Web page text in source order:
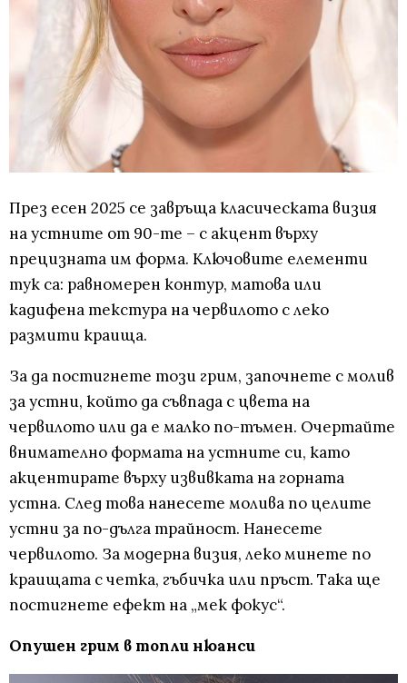
През есен 2025 се завръща класическата визия
на устните от 90-те – с акцент върху
прецизната им форма. Ключовите елементи
тук са: равномерен контур, матова или
кадифена текстура на червилото с леко
размити краища.
За да постигнете този грим, започнете с молив
за устни, който да съвпада с цвета на
червилото или да е малко по-тъмен. Очертайте
внимателно формата на устните си, като
акцентирате върху извивката на горната
устна. След това нанесете молива по целите
устни за по-дълга трайност. Нанесете
червилото. За модерна визия, леко минете по
краищата с четка, гъбичка или пръст. Така ще
постигнете ефект на „мек фокус“.
Опушен грим в топли нюанси